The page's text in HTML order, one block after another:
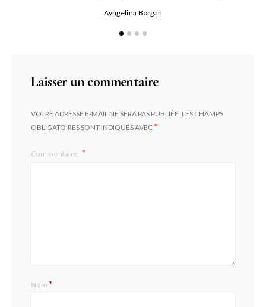
Ayngelina Borgan
Laisser un commentaire
VOTRE ADRESSE E-MAIL NE SERA PAS PUBLIÉE. LES CHAMPS
OBLIGATOIRES SONT INDIQUÉS AVEC*
Commentaire
Nom*